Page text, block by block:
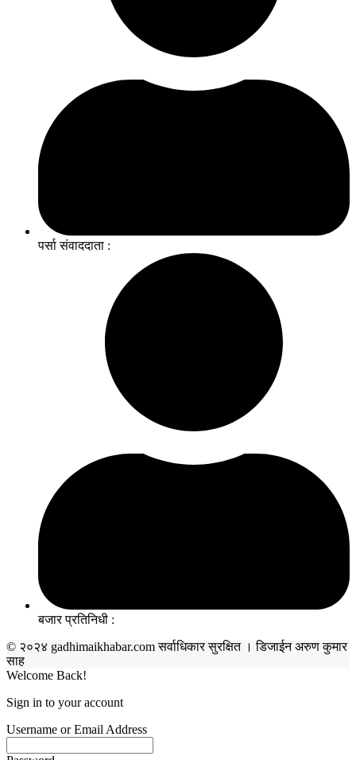
पर्सा संवाददाता :
बजार प्रतिनिधी :
© २०२४ gadhimaikhabar.com सर्वाधिकार सुरक्षित । डिजाईन अरुण कुमार
साह
Welcome Back!
Sign in to your account
Username or Email Address